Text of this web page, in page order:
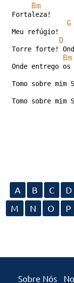
Bm
Fortaleza!
G
Meu refúgio!
D
Torre forte!
Bm
Onde entrego os
Tomo sobre mim
Tomo sobre mim
A B C D
M
N O P
Sobre Nós